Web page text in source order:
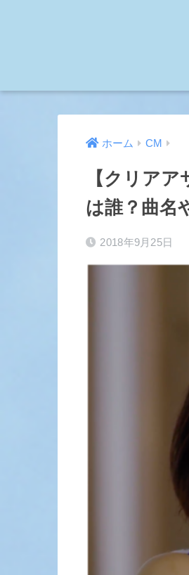
ホーム CM
【クリア
は誰？曲名
2018年9月25日